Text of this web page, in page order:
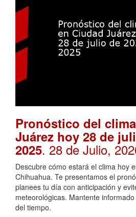
Pronóstico del
Juárez hoy 28 de
2025. 28 de Julio,
Descubre cómo estará el clima hoy
Chihuahua. Te presentamos el
planees tu día con anticipación y
meteorológicas. Mantente
del tiempo.